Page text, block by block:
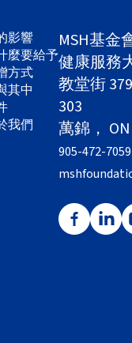
影響
麼要給予
方式
其中
我們
MSH基金
健康服務
教堂街
303
萬錦，
905-472-7059